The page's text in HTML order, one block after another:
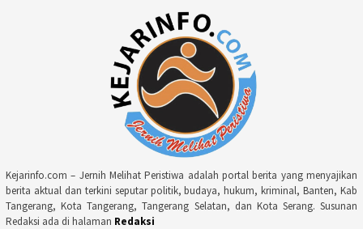
Kejarinfo.com – Jernih Melihat Peristiwa adalah portal berita yang menyajikan
berita aktual dan terkini seputar politik, budaya, hukum, kriminal, Banten, Kab
Tangerang, Kota Tangerang, Tangerang Selatan, dan Kota Serang. Susunan
Redaksi ada di halaman Redaksi